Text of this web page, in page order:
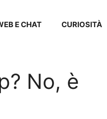
E CHAT CURIOSITÀ
No, è